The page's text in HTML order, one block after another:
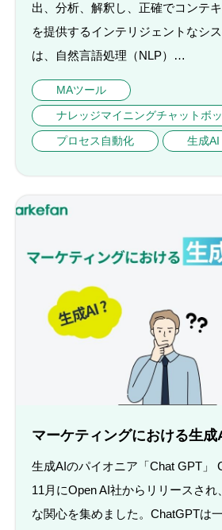
出、分析、解釈し、正確でコンテ
を提供するインテリジェントなシ
は、自然言語処理（NLP）…
MAツール
ナレッジマイニングチャットボ
プロセス自動化
生成AI
マーケティングにおける生
生成AIのパイオニア「Chat GPT」
11月にOpen AI社からリリースされ
な関心を集めました。ChatGPTは